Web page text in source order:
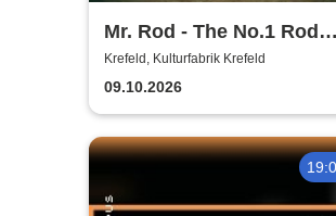
Mr. Rod - The No.1 Rod
Stewart Show
seated...
Krefeld, Kulturfabrik Krefeld
09.10.2026